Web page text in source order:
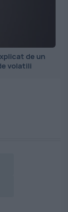
de un
volatili